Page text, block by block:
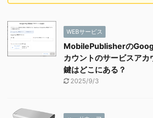
WEBサービス
MobilePublisherの
カウントのサービスアカ
鍵はどこにある？
2025/9/3